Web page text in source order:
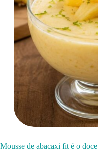
Mousse de abacaxi fit é o